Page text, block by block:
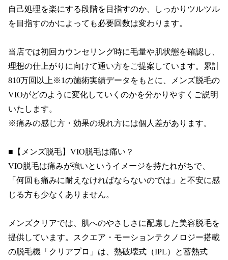
自己処理を楽にする段階を目指すのか、しっかりツルツル
を目指すのかによっても必要回数は変わります。
当店では初回カウンセリング時に毛量や肌状態を確認し、
理想の仕上がりに向けて通い方をご提案しています。累計
810万回以上※1の施術実績データをもとに、メンズ脱毛の
VIOがどのように変化していくのかを分かりやすくご説明
いたします。
※痛みの感じ方・効果の現れ方には個人差があります。
■【メンズ脱毛】VIO脱毛は痛い？
VIO脱毛は痛みが強いというイメージを持たれがちで、
「何回も痛みに耐えなければならないのでは」と不安に感
じる方も少なくありません。
メンズクリアでは、肌へのやさしさに配慮した美容脱毛を
提供しています。スクエア・モーションテクノロジー搭載
の脱毛機「クリアプロ」は、熱破壊式（IPL）と蓄熱式